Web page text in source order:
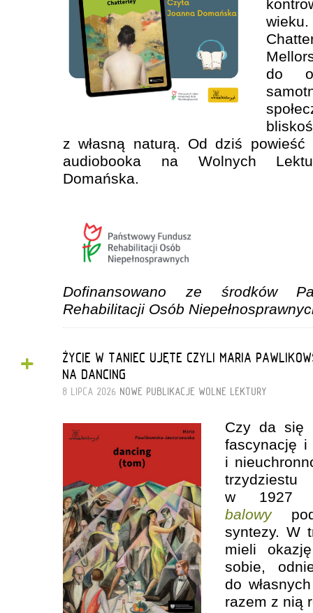
do
z własną naturą. Od dziś
audiobooka na Wolnych
Domańska.
Dofinansowano ze środków
Rehabilitacji Osób
+
ŻYCIE W TANIEC UJĘTE CZYLI MARIA
NA DANCING
8 LIPCA 2026 NOWE PUBLIKACJE WOLNE LEKTURY
Czy da się
fascynację
i
w
balowy
syntezy. W
mieli
sobie,
do
razem z nią